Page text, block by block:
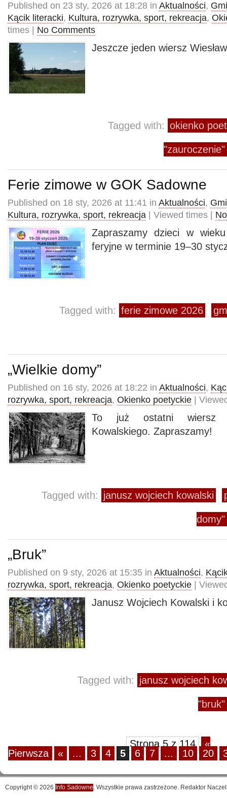
Published on 23 sty, 2026 at 18:28 in Aktualności,
Kącik literacki, Kultura, rozrywka, sport, rekreacja,
times | No Comments
Jeszcze jeden wiersz
Tagged with: okienko
"zauroczenie"
Ferie zimowe w GOK Sadowne
Published on 18 sty, 2026 at 11:41 in Aktualności,
Kultura, rozrywka, sport, rekreacja | Viewed times |
Zapraszamy dzieci w
feryjne w terminie 19–30
Tagged with: ferie zimowe 2026
„Wielkie domy”
Published on 16 sty, 2026 at 18:22 in Aktualności,
rozrywka, sport, rekreacja, Okienko poetyckie |
To już ostatni wiersz
Kowalskiego. Zapraszamy!
Tagged with: janusz wojciech kowalski
domy"
„Bruk”
Published on 9 sty, 2026 at 15:35 in Aktualności,
rozrywka, sport, rekreacja, Okienko poetyckie |
Janusz Wojciech Kowalski i
Tagged with: janusz wojciech
"bruk"
Strona 5 z 114
«
Pierwsza
« ... 3 4 5 6 7 ... 10 20
Copyright © 2026 Info Sadowne. Wszystkie prawa zastrzeżone. Redaktor